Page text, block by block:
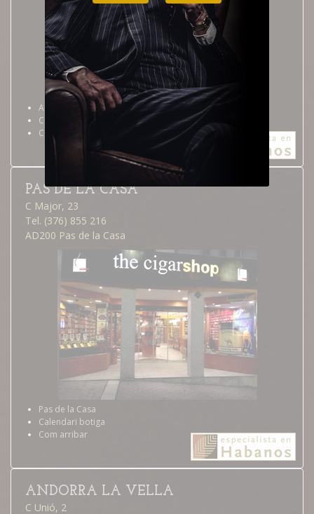
Andorra la Vella
Calendari botiga
Com arribar
PAS DE LA CASA
C Major, 23
Tel. (376) 855 216
AD200 Pas de la Casa
Pas de la Casa
Calendari botiga
Com arribar
ANDORRA LA VELLA
C Unió, 2